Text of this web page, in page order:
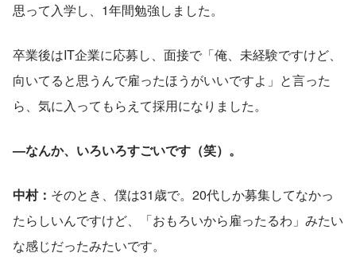
思って入学し、1年間勉強しました。
卒業後はIT企業に応募し、面接で「俺、未経験ですけど、
向いてると思うんで雇ったほうがいいですよ」と言った
ら、気に入ってもらえて採用になりました。
—なんか、いろいろすごいです（笑）。
中村： そのとき、僕は31歳で。20代しか募集してなかっ
たらしいんですけど、「おもろいから雇ったるわ」みたい
な感じだったみたいです。